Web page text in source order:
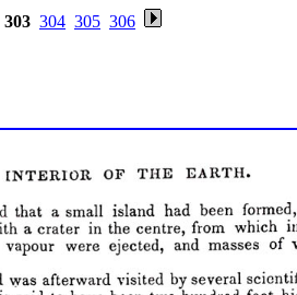
303 304 305 306